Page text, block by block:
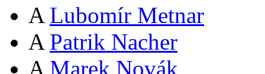
A Lubomír Metnar
A Patrik Nacher
A Marek Novák